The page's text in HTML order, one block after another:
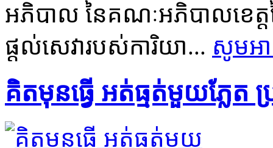
អភិបាល នៃគណៈអភិបា​លខេត្
ផ្តល់សេវា​របស់ការិយា... សូមអ
គិតមុនធ្វើ អត់ធ្មត់មួយភ្លែ